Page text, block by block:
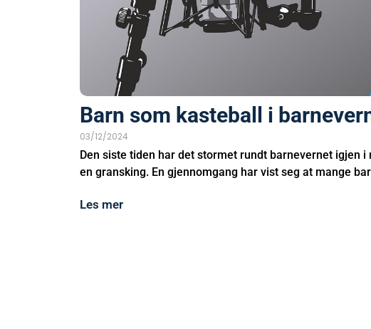
Barn som kasteball i
03/12/2024
Den siste tiden har det stormet rundt barnevernet igjen
en gransking. En gjennomgang har vist seg at mange
Les mer